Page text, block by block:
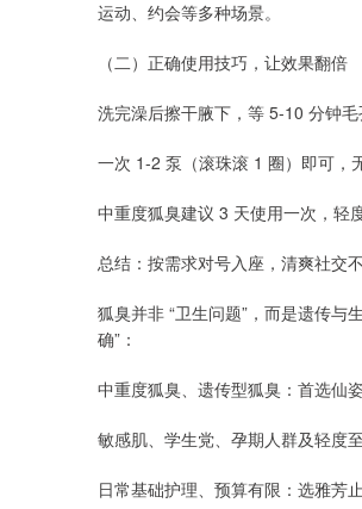
运动、约会等多种场景。
（二）正确使用技巧，让效果翻倍
洗完澡后擦干腋下，等 5-10 分钟
一次 1-2 泵（滚珠滚 1 圈）即可，
中重度狐臭建议 3 天使用一次，轻
总结：按需求对号入座，清爽社交
狐臭并非 “卫生问题”，而是遗传与
确”：
中重度狐臭、遗传型狐臭：首选仙
敏感肌、学生党、孕期人群及轻度
日常基础护理、预算有限：选雅芳